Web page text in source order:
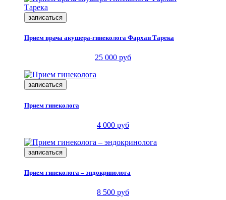
записаться
Прием врача акушера-гинеколога Фархан Тарека
25 000 руб
записаться
Прием гинеколога
4 000 руб
записаться
Прием гинеколога – эндокринолога
8 500 руб